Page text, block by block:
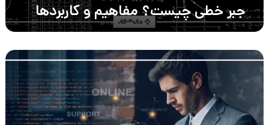
جبر خطی چیست؟ مفاهیم و کاربردها
۱۵
نمونه
پروژه
دیتاساینس
Science)